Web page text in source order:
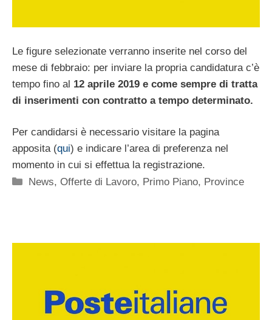
Le figure selezionate verranno inserite nel corso del
mese di febbraio: per inviare la propria candidatura c’è
tempo fino al 12 aprile 2019 e come sempre di tratta
di inserimenti con contratto a tempo determinato.
Per candidarsi è necessario visitare la pagina
apposita (qui) e indicare l’area di preferenza nel
momento in cui si effettua la registrazione.
Categorie
News,Offerte di Lavoro, Primo Piano, Province